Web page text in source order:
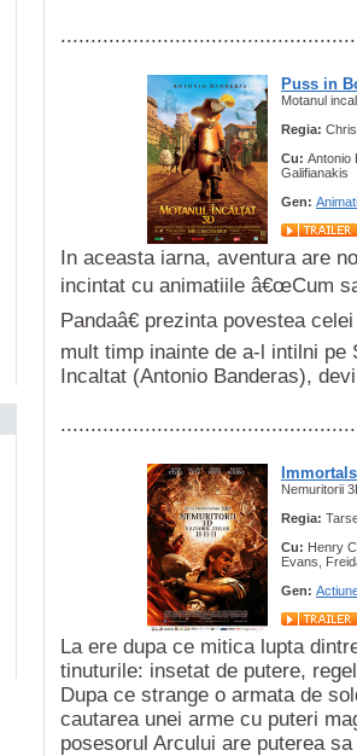
Puss in
Motanul
Regia:
Cu: Antonio
Galifianakis
Gen:
In aceasta iarna, aventura are
incintat cu animatiile â€œCum
Pandaâ€ prezinta povestea
mult timp inainte de a-l intilni
Incaltat (Antonio Banderas),
Immortals
Nemuritorii
Regia:
Cu: Henry
Evans,
Gen:
La ere dupa ce mitica lupta
tinuturile: insetat de putere,
Dupa ce strange o armata de
cautarea unei arme cu puteri
posesorul Arcului are puterea